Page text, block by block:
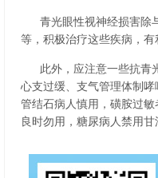
青光眼性视神经损害除
等，积极治疗这些疾病，有
此外，应注意一些抗青
心支过缓、支气管理体制
管结石病人慎用，磺胺过
良时勿用，糖尿病人禁用